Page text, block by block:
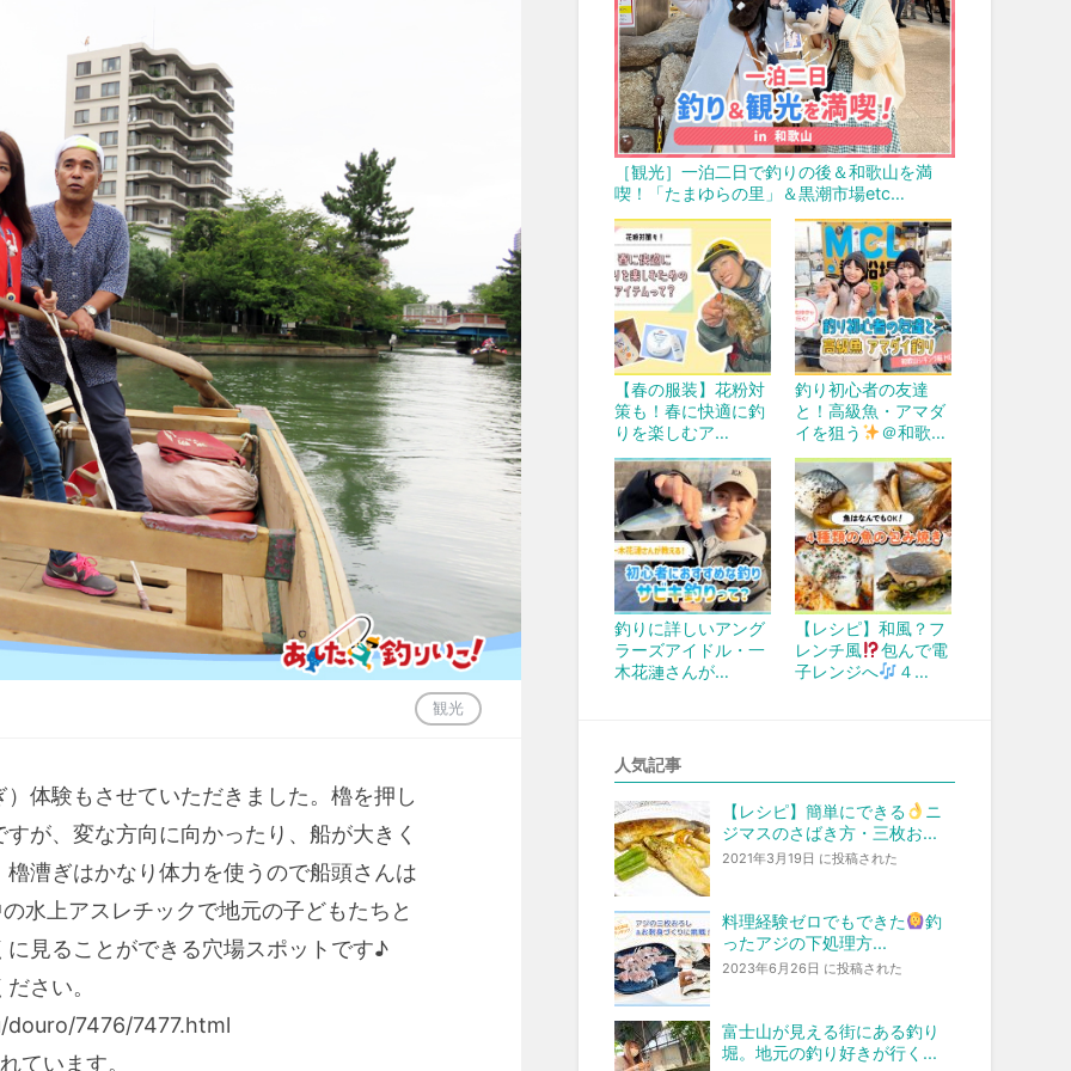
観光
体験もさせていただきました。櫓を押し
が、変な方向に向かったり、船が大きく
漕ぎはかなり体力を使うので船頭さんは
水上アスレチックで地元の子どもたちと
見ることができる穴場スポットです♪
さい。
7476/7477.html
ています。
［観光］一泊二日で釣りの後＆和歌山を満
喫！「たまゆらの里」＆黒潮市場etc…
【春の服装】花粉対
策も！春に快適に釣
りを楽しむア…
釣り初心者の友達
と！高級魚・アマダ
イを狙う
＠和歌…
釣りに詳しいアング
ラーズアイドル・一
木花漣さんが…
【レシピ】和風？フ
レンチ風
包んで電
子レンジへ
４…
人気記事
【レシピ】簡単にできる
ニ
ジマスのさばき方・三枚お...
2021年3月19日 に投稿された
料理経験ゼロでもできた
釣
ったアジの下処理方...
2023年6月26日 に投稿された
富士山が見える街にある釣り
堀。地元の釣り好きが行く...